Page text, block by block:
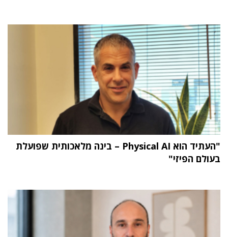
"העתיד הוא Physical AI – בינה מלאכותית שפועלת
בעולם הפיזי"